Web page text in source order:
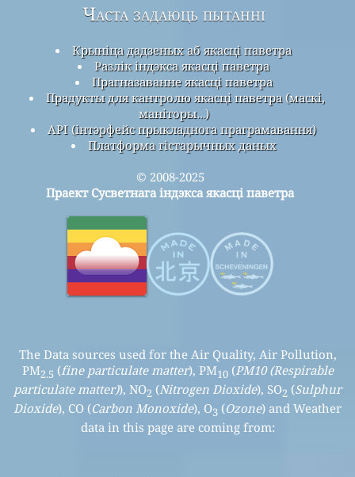
Часта задаюць пытанні
Крыніца дадзеных аб якасці паветра
Разлік індэкса якасці паветра
Прагназаванне якасці паветра
Прадукты для кантролю якасці паветра (маскі,
маніторы…)
API (інтэрфейс прыкладнога праграмавання)
Платформа гістарычных даных
© 2008-2025
Праект Сусветнага індэкса якасці паветра
The Data sources used for the Air Quality, Air Pollution,
PM2.5 (fine particulate matter), PM10(PM10 (Respirable
particulate matter)), NO2 (Nitrogen Dioxide), SO2 (Sulphur
Dioxide), CO (Carbon Monoxide), O3 (Ozone) and Weather
data in this page are coming from: